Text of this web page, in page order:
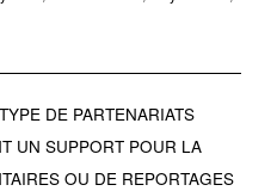
DE PARTENARIATS
UN SUPPORT POUR LA
OU DE REPORTAGES